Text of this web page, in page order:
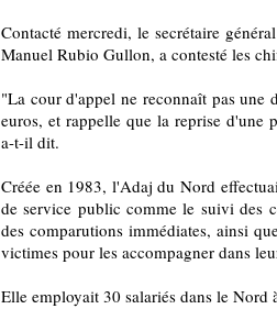
Contacté mercredi, le secrétaire
Manuel Rubio Gullon, a contesté les
"La cour d'appel ne reconnaît pas une
euros, et rappelle que la reprise d'une
a-t-il dit.
Créée en 1983, l'Adaj du Nord
de service public comme le suivi des
des comparutions immédiates, ainsi
victimes pour les accompagner dans
Elle employait 30 salariés dans le